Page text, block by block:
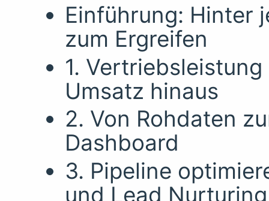
Einführung: Hinter
zum Ergreifen
1.
Umsatz hinaus
2. Von Rohdaten
Dashboard
3. Pipeline
und Lead Nurturing